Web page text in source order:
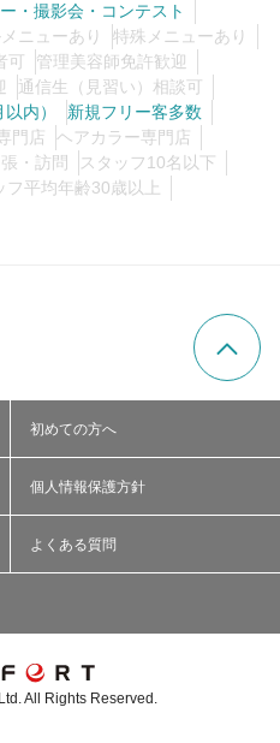
・撮影会・コンテスト
ニューあり
特殊メニューあり
可
管理美容師免許歓迎
通信生（見習い）相談可
内）
新規フリー客多数
門店
ヘアカラー専門店
・訪問
スタッフ10名以下
フ平均年齢30歳以上
初めての方へ
個人情報保護方針
よくある質問
All Rights Reserved.